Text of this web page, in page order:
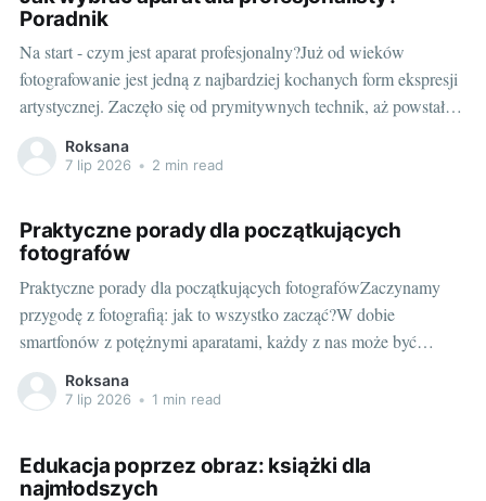
Poradnik
Na start - czym jest aparat profesjonalny?Już od wieków
fotografowanie jest jedną z najbardziej kochanych form ekspresji
artystycznej. Zaczęło się od prymitywnych technik, aż powstała
technologia cyfrowa, która umożliwiła wszystkim łatwe
uwiecznianie ulotnych momentów. Jednocześnie w świecie
Roksana
7 lip 2026 • 2 min read
Praktyczne porady dla początkujących
fotografów
Praktyczne porady dla początkujących fotografówZaczynamy
przygodę z fotografią: jak to wszystko zacząć?W dobie
smartfonów z potężnymi aparatami, każdy z nas może być
fotografem i szybko udostępnić swoje zdjęcia na social media.
Ale dla tych z was, którzy chcą pójść o krok dalej i poczuć
Roksana
7 lip 2026 • 1 min read
Edukacja poprzez obraz: książki dla
najmłodszych